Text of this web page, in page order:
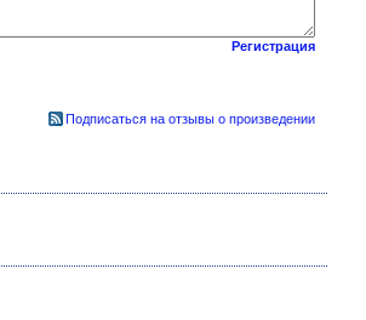
Регистрация
Подписаться на отзывы о произведении